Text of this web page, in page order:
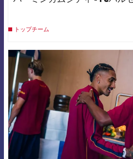
トップチーム